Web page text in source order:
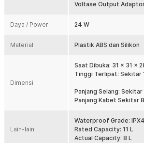
Kapasitas Pas untuk Harian
pakaian bayi, pakaian dalam, kaus kaki, baju
menunggu mesin cuci besar.
Mesin cuci mini dilengkapi keranjang
kurangi kadar air pada pakaian. Pakaian siap
memeras manual.
Rincian yang Anda dapatkan untuk pembelian
1 x FMA Mesin Cuci Mini Lipat Foldable Mini
Voltase Output
Daya / Power 24 W
Material Plastik ABS dan Silikon
Dimensi
Saat Dibuka: 31 x 31 x
Tinggi Terlipat: Sekitar
Panjang Selang: Sekitar
Panjang Kabel: Sekitar
Lain-lain
Waterproof Grade: IPX4
Rated Capacity: 11 L
Actual Capacity: 8 L